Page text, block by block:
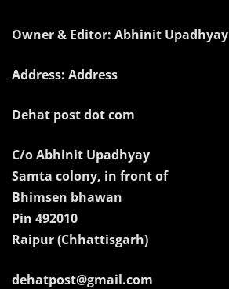
Owner & Editor: Abhinit Upadhyay
Address: Address
Dehat post dot com
C/o Abhinit Upadhyay
Samta colony, in front of
Bhimsen bhawan
Pin 492010
Raipur (Chhattisgarh)
dehatpost@gmail.com